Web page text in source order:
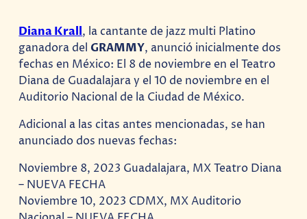
Diana Krall, la cantante de jazz multi Platino
ganadora delGRAMMY, anunció inicialmente dos
fechas en México: El 8 de noviembre en el Teatro
Diana de Guadalajara y el 10 de noviembre en el
Auditorio Nacional de la Ciudad de México.
Adicional a las citas antes mencionadas, se han
anunciado dos nuevas fechas:
Noviembre 8, 2023 Guadalajara, MX Teatro Diana
– NUEVA FECHA
Noviembre 10, 2023 CDMX, MX Auditorio